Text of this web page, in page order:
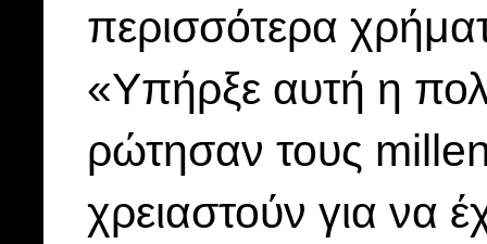
περισσότερα
«Υπήρξε αυτή η
ρώτησαν τους
χρειαστούν για να